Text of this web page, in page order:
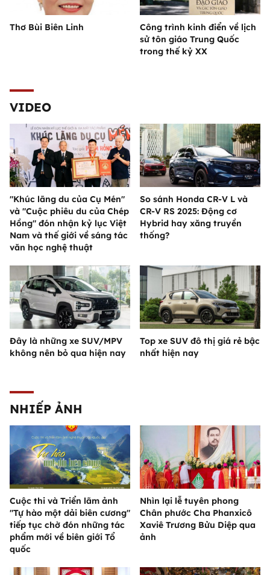
Thơ Bùi Biên Linh
Công trình kinh điển về lịch
sử tôn giáo Trung Quốc
trong thế kỷ XX
VIDEO
"Khúc lãng du của Cụ Mén"
và "Cuộc phiêu du của Chép
Hồng" đón nhận kỷ lục Việt
Nam và thế giới về sáng tác
văn học nghệ thuật
So sánh Honda CR-V L và
CR-V RS 2025: Động cơ
Hybrid hay xăng truyền
thống?
Đây là những xe SUV/MPV
không nên bỏ qua hiện nay
Top xe SUV đô thị giá rẻ bậc
nhất hiện nay
NHIẾP ẢNH
Cuộc thi và Triển lãm ảnh
"Tự hào một dải biên cương"
tiếp tục chờ đón những tác
phẩm mới về biên giới Tổ
quốc
Nhìn lại lễ tuyên phong
Chân phước Cha Phanxicô
Xaviê Trương Bửu Diệp qua
ảnh